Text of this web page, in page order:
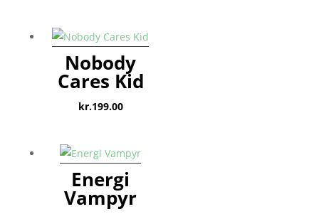
Nobody
Cares Kid
kr.199.00
Energi
Vampyr